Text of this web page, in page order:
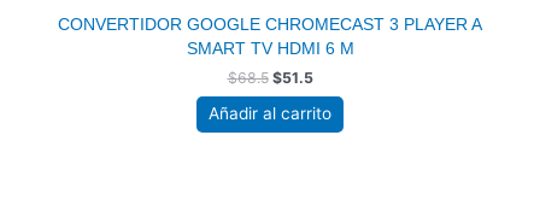
CONVERTIDOR GOOGLE CHROMECAST 3 PLAYER A
SMART TV HDMI 6 M
$68.5 $51.5
Añadir al carrito